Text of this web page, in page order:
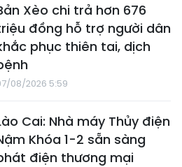
Xèo chi trả hơn 676
đồng hỗ trợ người dân
phục thiên tai, dịch
08/2026 5:59
Cai: Nhà máy Thủy điện
Khóa 1-2 sẵn sàng
điện thương mại